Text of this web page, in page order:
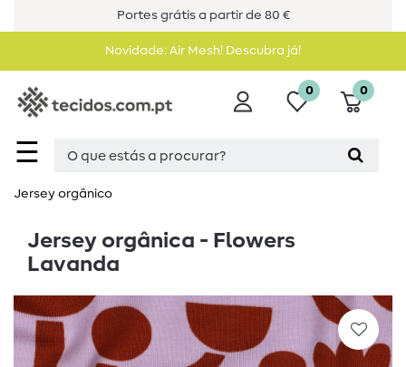
Portes grátis a partir de 80 €
Novidade: Air Mesh! Descubra já!
☰
0 0
Jersey orgânico
Jersey orgânica - Flowers
Lavanda